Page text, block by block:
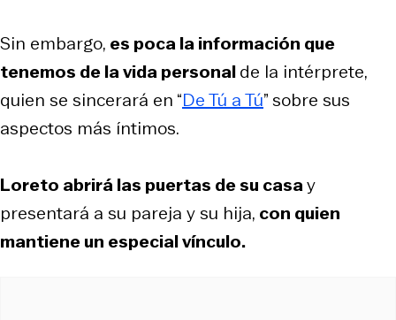
Sin embargo, es poca la información que
tenemos de la vida personalde la intérprete,
quien se sincerará en “De Tú a Tú” sobre sus
aspectos más íntimos.
Loreto abrirá las puertas de su casay
presentará a su pareja y su hija, con quien
mantiene un especial vínculo.